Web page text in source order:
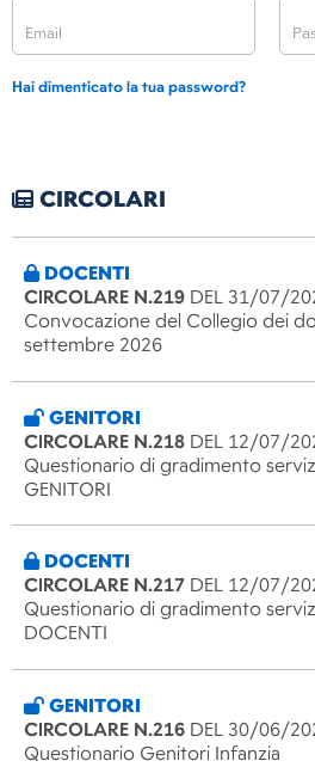
Hai dimenticato la tua password?
CIRCOLARI
DOCENTI
CIRCOLARE N.219 DEL 31/07/
Convocazione del Collegio dei
settembre 2026
GENITORI
CIRCOLARE N.218 DEL 12/07/
Questionario di gradimento
GENITORI
DOCENTI
CIRCOLARE N.217 DEL 12/07/
Questionario di gradimento
DOCENTI
GENITORI
CIRCOLARE N.216 DEL 30/06/
Questionario Genitori Infanzia